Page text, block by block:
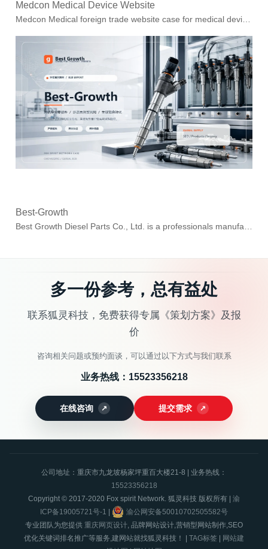
Medcon Medical Device Website
Best-Growth
多一份参考，总有益处
联系狐灵科技，免费获得专属《策划方案》及报
价
咨询相关问题或预约面谈，可以通过以下方式与我们联系
业务热线： 15523356218
在线咨询 提交需求
公司地址：重庆市九龙坡杨家坪重百大楼21-8 | 业务热线：
15523356218
Copyright © 2017-2020 Fox spirit Network. 狐灵科技 版权所有 | 渝
ICP备19005721号-1 |
渝公网安备50010702505582号
专业团队为您提供 重庆网页设计 , 品牌网站设计,营销型网站制作,SEO
优化关键词排名推广等服务,建网站就找狐灵科技！ | TAG标签 | 网站建